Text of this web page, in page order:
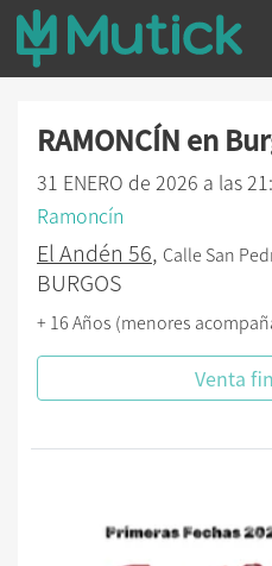
RAMONCÍN en
31 ENERO de 2026 a las
Ramoncín
El Andén 56, Calle San
BURGOS
+ 16 Años (menores
Venta